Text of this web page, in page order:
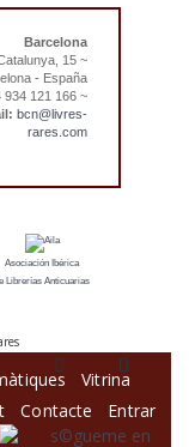
Barcelona
15 ~
- España
934 121 166 ~
bcn@livres-
rares.com
Asociación Ibérica
Librerías Anticuarias
Vitrina
Contacte Entrar